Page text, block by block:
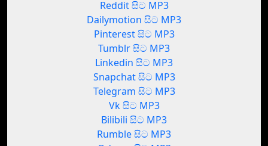
Reddit සිට MP3
Dailymotion සිට MP3
Pinterest සිට MP3
Tumblr සිට MP3
Linkedin සිට MP3
Snapchat සිට MP3
Telegram සිට MP3
Vk සිට MP3
Bilibili සිට MP3
Rumble සිට MP3